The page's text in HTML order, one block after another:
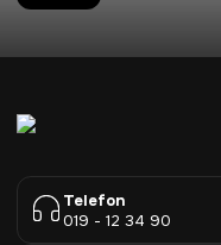
Telefon
019 - 12 34 90